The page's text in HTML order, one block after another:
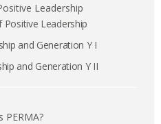
Leadership
Leadership
and Generation Y I
and Generation Y II
PERMA?